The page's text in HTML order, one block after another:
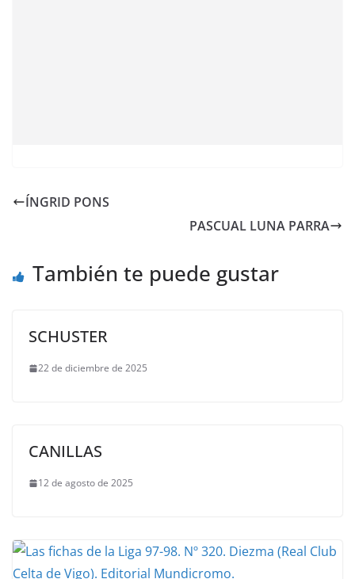
ÍNGRID PONS
PASCUAL LUNA PARRA
También te puede gustar
SCHUSTER
22 de diciembre de 2025
CANILLAS
12 de agosto de 2025